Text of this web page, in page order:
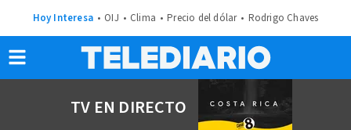
Hoy Interesa OIJ Clima Precio del dólar Rodrigo Chaves
TV EN DIRECTO